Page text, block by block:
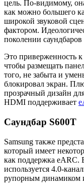
цель. По-видимому,
как можно большего
широкой звуковой
фактором.
поколении
Это приверженность
чтобы размещать
того, не забыта и
блокировал экран.
прозрачный дизайн
HDMI поддерживает
Саундбар S600T
Samsung также
который имеет
как поддержка eARC.
используется 4.0-
рупорным динамиком